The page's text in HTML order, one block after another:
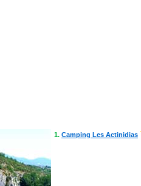
1. Camping Les Actinidias